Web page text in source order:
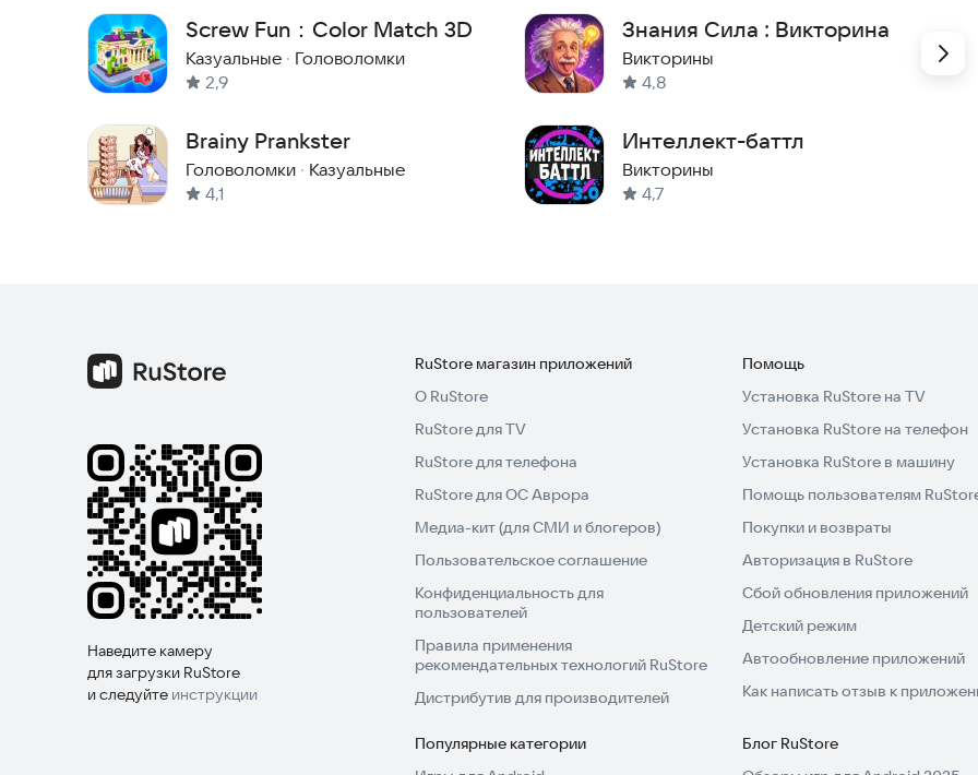
Screw Fun：Color Match 3D
Казуальные · Головоломки
2,9
Brainy Prankster
Головоломки · Казуальные
4,1
Знания Сила : Викторина
Викторины
4,8
Интеллект-баттл
Викторины
4,7
Наведите камеру
для загрузки RuStore
и следуйте инструкции
RuStore магазин приложений
О RuStore
RuStore для TV
RuStore для телефона
RuStore для ОС Аврора
Медиа-кит (для СМИ и блогеров)
Пользовательское соглашение
Конфиденциальность для
пользователей
Правила применения
рекомендательных технологий RuStore
Дистрибутив для производителей
Помощь
Установка RuStore на TV
Установка RuStore на телефон
Установка RuStore в машину
Помощь пользователям
Покупки и возвраты
Авторизация в RuStore
Сбой обновления приложений
Детский режим
Автообновление приложений
Как написать отзыв к
Популярные категории
Блог RuStore